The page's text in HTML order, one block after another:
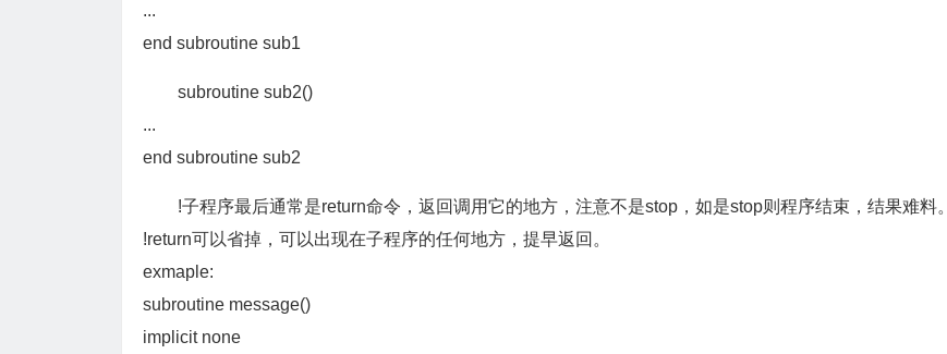
...
end subroutine sub1
subroutine sub2()
...
end subroutine sub2
!子程序最后通常是return命令，返回调用它的地方，注意不是stop，如是stop则程序结束，结果难料。
!return可以省掉，可以出现在子程序的任何地方，提早返回。
exmaple:
subroutine message()
implicit none